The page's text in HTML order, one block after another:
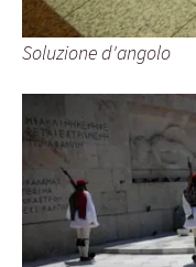
Soluzione d'angolo